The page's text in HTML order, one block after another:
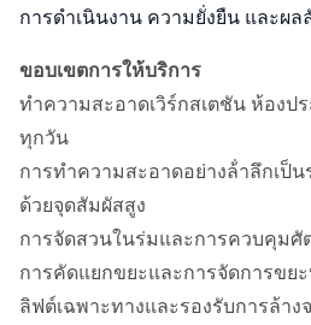
การดําเนินงาน ความยั่งยืน และผ
ขอบเขตการให้บริการ
ทําความสะอาดเวิร์กสเตชัน ห้อง
ทุกวัน
การทําความสะอาดอย่างล้ําลึกเป็
ด้วยจุดสัมผัสสูง
การจัดสวนในร่มและการควบคุมศั
การคัดแยกขยะและการจัดการขย
ลิฟต์เฉพาะทางและรองรับการล้าง